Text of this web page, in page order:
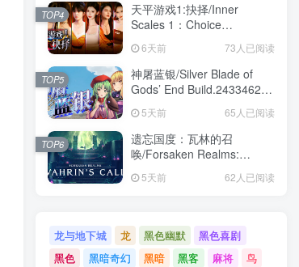
天平游戏1:抉择/Inner
Scales 1：Choice
Build.24391609|互动电影|容
量24.3GB|免安装绿色中文版
6天前 73人已阅读
TOP4
神屠蓝银/Silver Blade of
Gods’ End Build.24334624|
角色扮演|容量1.8GB|免安装
绿色中文版
5天前 65人已阅读
TOP5
遗忘国度：瓦林的召
唤/Forsaken Realms:
Vahrin’s Call
Build.24413366|角色扮演|容
5天前 62人已阅读
TOP6
龙与地下城 龙 黑色幽默
黑色喜剧
黑色
黑暗奇幻 黑暗 黑客 麻将
鸟